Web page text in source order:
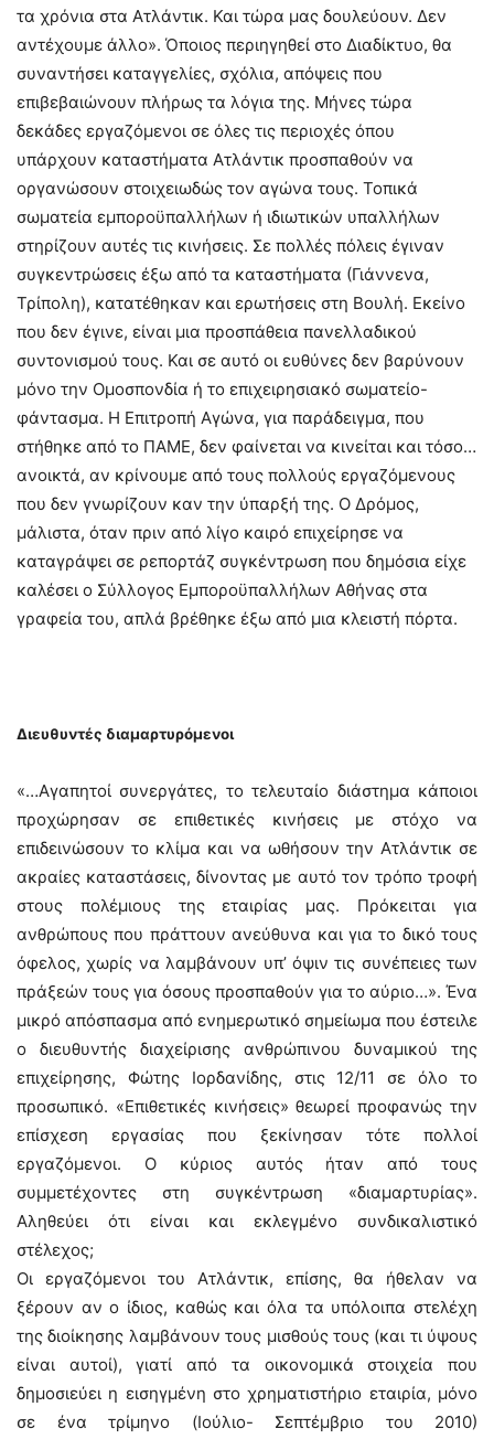
τα χρόνια στα Ατλάντικ. Και τώρα μας δουλεύουν. Δεν
αντέχουμε άλλο». Όποιος περιηγηθεί στο Διαδίκτυο, θα
συναντήσει καταγγελίες, σχόλια, απόψεις που
επιβεβαιώνουν πλήρως τα λόγια της. Μήνες τώρα
δεκάδες εργαζόμενοι σε όλες τις περιοχές όπου
υπάρχουν καταστήματα Ατλάντικ προσπαθούν να
οργανώσουν στοιχειωδώς τον αγώνα τους. Τοπικά
σωματεία εμποροϋπαλλήλων ή ιδιωτικών υπαλλήλων
στηρίζουν αυτές τις κινήσεις. Σε πολλές πόλεις έγιναν
συγκεντρώσεις έξω από τα καταστήματα (Γιάννενα,
Τρίπολη), κατατέθηκαν και ερωτήσεις στη Βουλή. Εκείνο
που δεν έγινε, είναι μια προσπάθεια πανελλαδικού
συντονισμού τους. Και σε αυτό οι ευθύνες δεν βαρύνουν
μόνο την Ομοσπονδία ή το επιχειρησιακό σωματείο-
φάντασμα. Η Επιτροπή Αγώνα, για παράδειγμα, που
στήθηκε από το ΠΑΜΕ, δεν φαίνεται να κινείται και τόσο…
ανοικτά, αν κρίνουμε από τους πολλούς εργαζόμενους
που δεν γνωρίζουν καν την ύπαρξή της. Ο Δρόμος,
μάλιστα, όταν πριν από λίγο καιρό επιχείρησε να
καταγράψει σε ρεπορτάζ συγκέντρωση που δημόσια είχε
καλέσει ο Σύλλογος Εμποροϋπαλλήλων Αθήνας στα
γραφεία του, απλά βρέθηκε έξω από μια κλειστή πόρτα.
Διευθυντές διαμαρτυρόμενοι
«…Αγαπητοί συνεργάτες, το τελευταίο διάστημα κάποιοι
προχώρησαν σε επιθετικές κινήσεις με στόχο να
επιδεινώσουν το κλίμα και να ωθήσουν την Ατλάντικ σε
ακραίες καταστάσεις, δίνοντας με αυτό τον τρόπο τροφή
στους πολέμιους της εταιρίας μας. Πρόκειται για
ανθρώπους που πράττουν ανεύθυνα και για το δικό τους
όφελος, χωρίς να λαμβάνουν υπ’ όψιν τις συνέπειες των
πράξεών τους για όσους προσπαθούν για το αύριο…». Ένα
μικρό απόσπασμα από ενημερωτικό σημείωμα που έστειλε
ο διευθυντής διαχείρισης ανθρώπινου δυναμικού της
επιχείρησης, Φώτης Ιορδανίδης, στις 12/11 σε όλο το
προσωπικό. «Επιθετικές κινήσεις» θεωρεί προφανώς την
επίσχεση εργασίας που ξεκίνησαν τότε πολλοί
εργαζόμενοι. Ο κύριος αυτός ήταν από τους
συμμετέχοντες στη συγκέντρωση «διαμαρτυρίας».
Αληθεύει ότι είναι και εκλεγμένο συνδικαλιστικό
στέλεχος;
Οι εργαζόμενοι του Ατλάντικ, επίσης, θα ήθελαν να
ξέρουν αν ο ίδιος, καθώς και όλα τα υπόλοιπα στελέχη
της διοίκησης λαμβάνουν τους μισθούς τους (και τι ύψους
είναι αυτοί), γιατί από τα οικονομικά στοιχεία που
δημοσιεύει η εισηγμένη στο χρηματιστήριο εταιρία, μόνο
σε ένα τρίμηνο (Ιούλιο- Σεπτέμβριο του 2010)